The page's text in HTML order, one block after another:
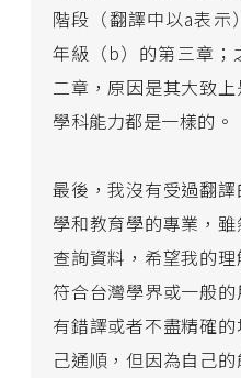
階段（翻譯中以a表示
年級（b）的第三章；
二章，原因是其大致
學科能力都是一樣的。
最後，我沒有受過翻
學和教育學的專業，
查詢資料，希望我的
符合台灣學界或一般
有錯譯或者不盡精確
己通順，但因為自己